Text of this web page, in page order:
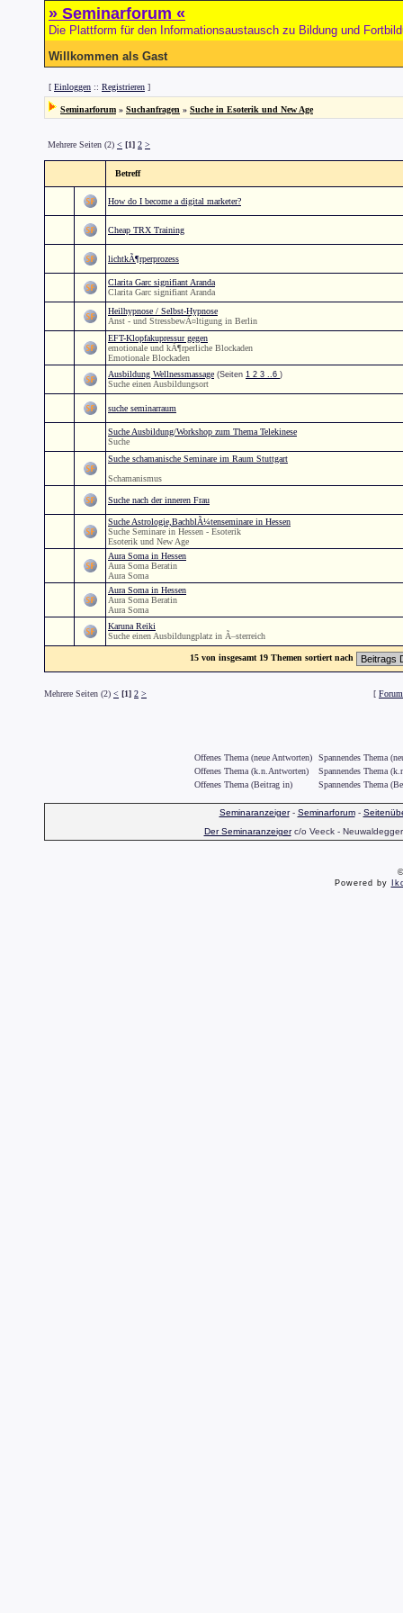
» Seminarforum «
Die Plattform für den Informationsaustausch zu Bildung und
Willkommen als Gast
[ Einloggen :: Registrieren ]
Seminarforum » Suchanfragen » Suche in Esoterik und New Age
Mehrere Seiten (2) < [1] 2 >
Betreff
How do I become a digital marketer?
Cheap TRX Training
lichtkÃ¶rperprozess
Clarita Garc signifiant Aranda
Clarita Garc signifiant Aranda
Heilhypnose / Selbst-Hypnose
Anst - und StressbewÃ¤ltigung in Berlin
EFT-Klopfakupressur gegen
emotionale und kÃ¶rperliche Blockaden
Emotionale Blockaden
Ausbildung Wellnessmassage (Seiten 1 2 3 ..6 )
Suche einen Ausbildungsort
suche seminarraum
Suche Ausbildung/Workshop zum Thema Telekinese
Suche
Suche schamanische Seminare im Raum Stuttgart
Schamanismus
Suche nach der inneren Frau
Suche Astrologie,BachblÃ¼tenseminare in Hessen
Suche Seminare in Hessen - Esoterik
Esoterik und New Age
Aura Soma in Hessen
Aura Soma Beratin
Aura Soma
Aura Soma in Hessen
Aura Soma Beratin
Aura Soma
Karuna Reiki
Suche einen Ausbildungplatz in Ã–sterreich
15 von insgesamt 19 Themen sortiert nach
Mehrere Seiten (2) < [1] 2 > [
Offenes Thema (neue Antworten)
Spannendes Thema
Offenes Thema (k.n.Antworten)
Spannendes Thema
Offenes Thema (Beitrag in)
Spannendes Thema
Seminaranzeiger- Seminarforum-
Der Seminaranzeigerc/o Veeck -
Powered by